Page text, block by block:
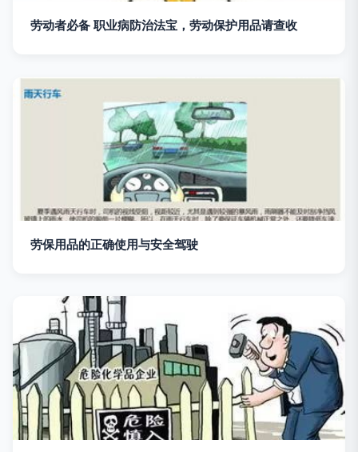
劳动者必备 职业病防治法宝，劳动保护用品请查收
劳保用品的正确使用与安全驾驶